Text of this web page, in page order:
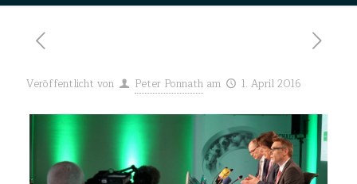
Veröffentlicht von Peter Ponnath am 1. April 2016